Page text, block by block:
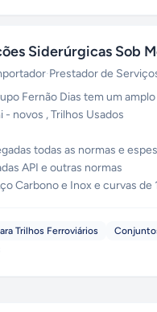
Siderúrgicas Sob
·Prestador de
Fernão Dias tem um
novos , Trilhos Usados
todas as normas e
API e outras normas
Carbono e Inox e curvas
Trilhos Ferroviários